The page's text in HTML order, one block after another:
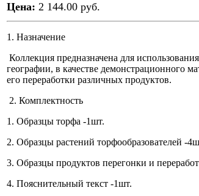
Цена: 2 144.00 руб.
1. Назначение
Коллекция предназначена для
географии, в качестве демонстрационного
его переработки различных продуктов.
2. Комплектность
1. Образцы торфа -1шт.
2. Образцы растений торфообразователей -
3. Образцы продуктов перегонки и
4. Пояснительный текст -1шт.